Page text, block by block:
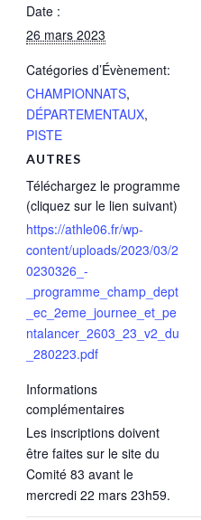
Date :
26 mars 2023
Catégories d’Évènement:
CHAMPIONNATS,
DÉPARTEMENTAUX,
PISTE
AUTRES
Téléchargez le programme
(cliquez sur le lien suivant)
https://athle06.fr/wp-
content/uploads/2023/03/2
0230326_-
_programme_champ_dept
_ec_2eme_journee_et_pe
ntalancer_2603_23_v2_du
_280223.pdf
Informations
complémentaires
Les inscriptions doivent
être faites sur le site du
Comité 83 avant le
mercredi 22 mars 23h59.